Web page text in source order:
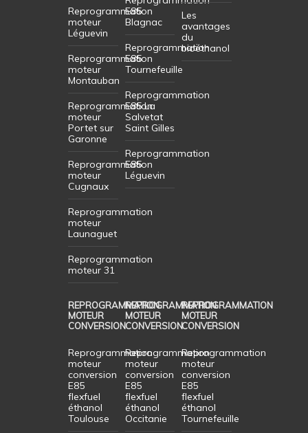
Reprogrammation
moteur
Léguevin
Reprogrammation
moteur
Montauban
Reprogrammation
moteur
Portet sur
Garonne
Reprogrammation
moteur
Cugnaux
Reprogrammation
moteur
Launaguet
Reprogrammation
moteur 31
E85
Blagnac
Reprogrammation
E85
Tournefeuille
Reprogrammation
E85 La
Salvetat
Saint Gilles
Reprogrammation
E85
Léguevin
Les
avantages
du
bioéthanol
REPROGRAMMATION
MOTEUR
CONVERSION
Reprogrammation
moteur
conversion
E85
flexfuel
éthanol
Toulouse
REPROGRAMMATION
MOTEUR
CONVERSION
Reprogrammation
moteur
conversion
E85
flexfuel
éthanol
Occitanie
REPROGRAMMATION
MOTEUR
CONVERSION
Reprogrammation
moteur
conversion
E85
flexfuel
éthanol
Tournefeuille